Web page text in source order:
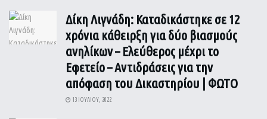
Δίκη Λιγνάδη: Καταδικάστηκε σε 12
χρόνια κάθειρξη για δύο βιασμούς
ανηλίκων – Ελεύθερος μέχρι το
Εφετείο – Αντιδράσεις για την
απόφαση του Δικαστηρίου | ΦΩΤΟ
13 ΙΟΥΛΊΟΥ, 2022